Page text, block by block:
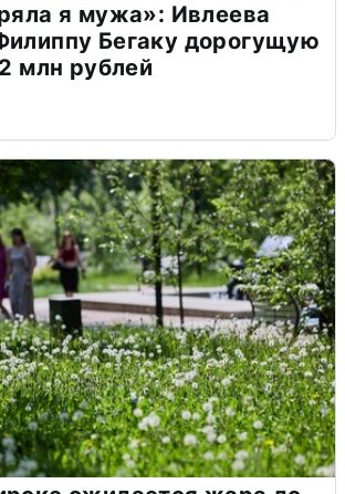
я мужа»: Ивлеева
Бегаку дорогущую
млн рублей